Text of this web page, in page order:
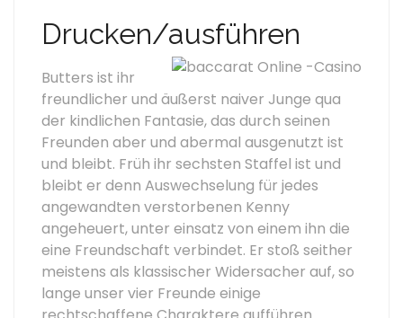
Drucken/​ausführen
Butters ist ihr
freundlicher und äußerst naiver Junge qua
der kindlichen Fantasie, das durch seinen
Freunden aber und abermal ausgenutzt ist
und bleibt. Früh ihr sechsten Staffel ist und
bleibt er denn Auswechselung für jedes
angewandten verstorbenen Kenny
angeheuert, unter einsatz von einem ihn die
eine Freundschaft verbindet. Er stoß seither
meistens als klassischer Widersacher auf, so
lange unser vier Freunde einige